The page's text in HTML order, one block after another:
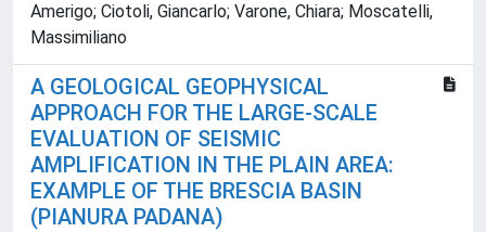
Amerigo; Ciotoli, Giancarlo; Varone, Chiara; Moscatelli,
Massimiliano
A GEOLOGICAL GEOPHYSICAL
APPROACH FOR THE LARGE-SCALE
EVALUATION OF SEISMIC
AMPLIFICATION IN THE PLAIN AREA:
EXAMPLE OF THE BRESCIA BASIN
(PIANURA PADANA)